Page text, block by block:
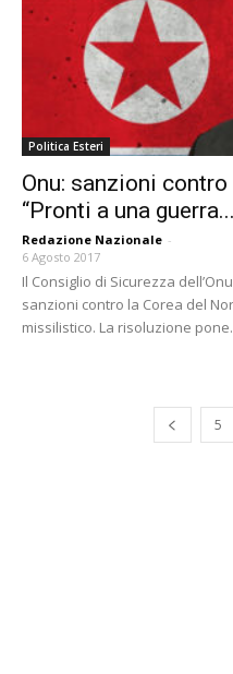
Politica Esteri
Onu: sanzioni
“Pronti a una guerra...
Redazione Nazionale -
6 Agosto 2017
Il Consiglio di Sicurezza
sanzioni contro la Corea del
missilistico. La risoluzione
5